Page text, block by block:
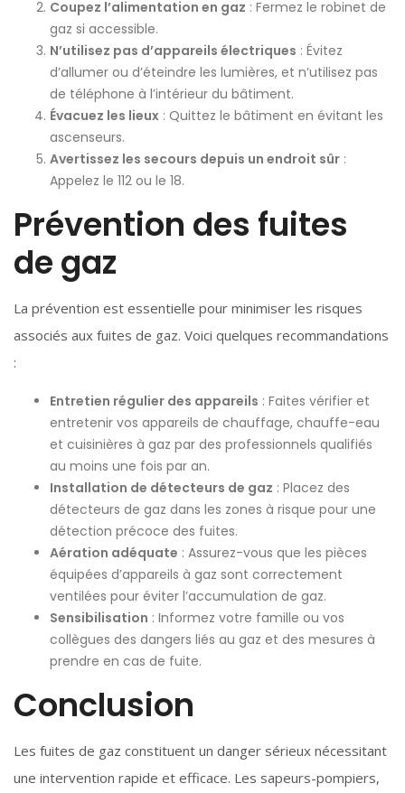
Coupez l’alimentation en gaz : Fermez le robinet de
gaz si accessible.
N’utilisez pas d’appareils électriques : Évitez
d’allumer ou d’éteindre les lumières, et n’utilisez pas
de téléphone à l’intérieur du bâtiment.
Évacuez les lieux : Quittez le bâtiment en évitant les
ascenseurs.
Avertissez les secours depuis un endroit sûr :
Appelez le 112 ou le 18.
Prévention des fuites
de gaz
La prévention est essentielle pour minimiser les risques
associés aux fuites de gaz. Voici quelques recommandations
:
Entretien régulier des appareils : Faites vérifier et
entretenir vos appareils de chauffage, chauffe-eau
et cuisinières à gaz par des professionnels qualifiés
au moins une fois par an.
Installation de détecteurs de gaz : Placez des
détecteurs de gaz dans les zones à risque pour une
détection précoce des fuites.
Aération adéquate : Assurez-vous que les pièces
équipées d’appareils à gaz sont correctement
ventilées pour éviter l’accumulation de gaz.
Sensibilisation : Informez votre famille ou vos
collègues des dangers liés au gaz et des mesures à
prendre en cas de fuite.
Conclusion
Les fuites de gaz constituent un danger sérieux nécessitant
une intervention rapide et efficace. Les sapeurs-pompiers,